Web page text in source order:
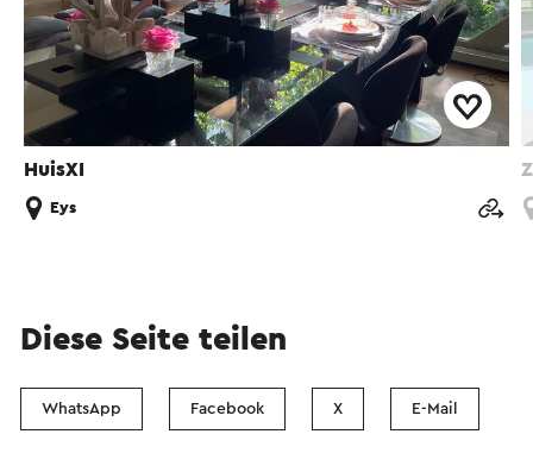
HuisXI
Eys
Diese Seite teilen
WhatsApp Facebook X E-Mail